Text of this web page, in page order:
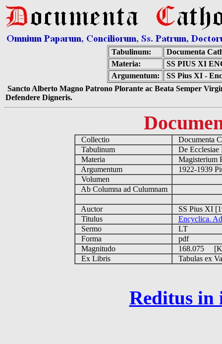
Tabulinum:
Documenta
Materia:
SS PIUS XI
Argumentum:
SS Pius XI -
Sancto Alberto Magno Patrono Plorante ac Beata Semper
Defendere Digneris.
Collectio
Documenta
Tabulinum
De
Materia
Magisterium
Argumentum
1922-1939
Volumen
Ab Columna ad Culumnam
Auctor
SS Pius XI
Titulus
Encyclica.
Sermo
LT
Forma
pdf
Magnitudo
168.075
Ex Libris
Tabulas ex
Reditus in